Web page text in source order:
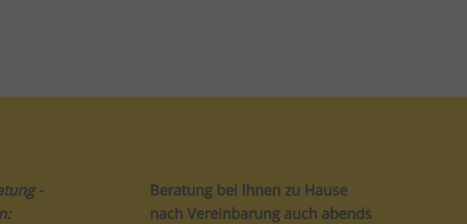
-
Beratung bei Ihnen zu Hause
nach Vereinbarung auch abends